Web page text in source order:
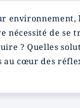
environnement,
nécessité de se
? Quelles
au cœur des